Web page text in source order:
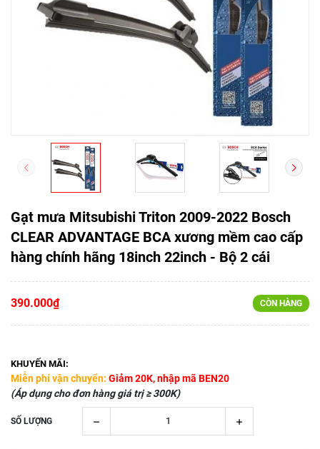
Gạt mưa Mitsubishi Triton 2009-2022 Bosch
CLEAR ADVANTAGE BCA xương mềm cao cấp
hàng chính hãng 18inch 22inch - Bộ 2 cái
390.000₫ CÒN HÀNG
KHUYẾN MÃI:
Miễn phí vận chuyển: Giảm 20K, nhập mã BEN20
(Áp dụng cho đơn hàng giá trị ≥ 300K)
SỐ LƯỢNG